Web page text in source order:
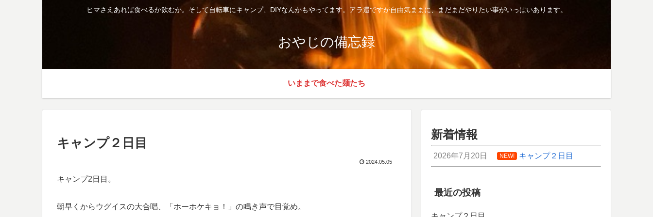
ヒマさえあれば食べるか飲むか。そして自転車にキャンプ、DIYなんかもやってます。アラ還ですが自由気ままに、まだまだやりたい事がいっぱいあります。
おやじの備忘録
いままで食べた麺たち
キャンプ２日目
2024.05.05
キャンプ2日目。
朝早くからウグイスの大合唱、「ホーホケキョ！」の鳴き声で目覚め。
新着情報
2026年7月20日 NEW! キャンプ２日目
最近の投稿